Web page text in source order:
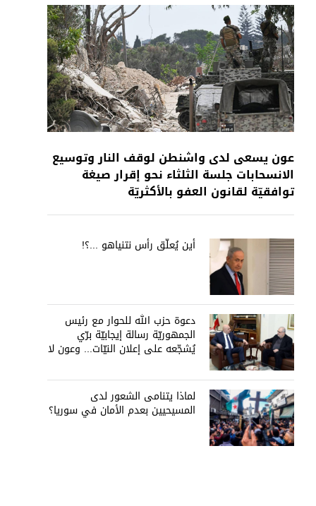
عون يسعى لدى واشنطن لوقف النار وتوسيع
الانسحابات جلسة الثلثاء نحو إقرار صيغة
توافقيّة لقانون العفو بالأكثريّة
أين يُعلّق رأس نتنياهو ...؟!
دعوة حزب الله للحوار مع رئيس
الجمهوريّة رسالة إيجابيّة برّي
يُشجّعه على إعلان النيّات... وعون لا
لماذا يتنامى الشعور لدى
المسيحيين بعدم الأمان في سوريا؟